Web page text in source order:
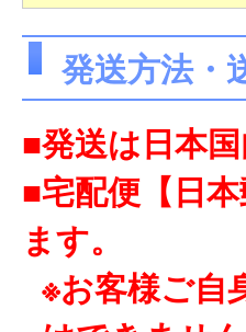
発送方法・
■発送は日本
■宅配便【日
ます。
※お客様ご自